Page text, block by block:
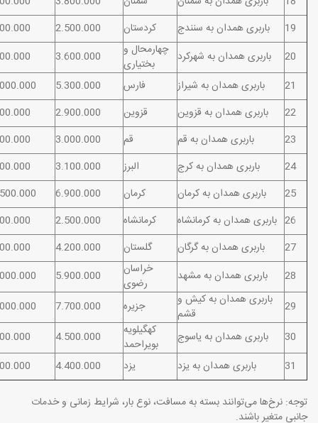
2.500.000 کردستان باربری همدان به سنندج
19
3.600.000
چهارمحال و
بختیاری
باربری همدان به شهرکرد
20
5.300.000 فارس باربری همدان به شیراز
21
2.900.000 قزوین باربری همدان به قزوین
22
3.000.000 قم باربری همدان به قم
23
3.100.000 البرز باربری همدان به کرج
24
6.900.000 کرمان باربری همدان به کرمان
25
2.500.000 کرمانشاه باربری همدان به کرمانشاه 26
4.200.000 گلستان باربری همدان به گرگان
27
5.900.000
خراسان
رضوی
باربری همدان به مشهد
28
7.700.000 جزیره
باربری همدان به کیش و
قشم
29
4.500.000
کهگیلویه
بویراحمد
باربری همدان به یاسوج
30
4.400.000 یزد باربری همدان به یزد 31
توجه: نرخ‌ها می‌توانند بسته به مسافت، نوع بار، شرایط زمانی و خدمات
جانبی متغیر باشند.